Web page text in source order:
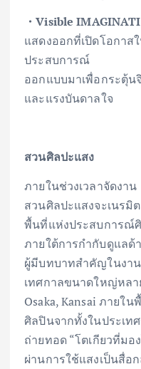
・Visible
แสดงออกที่เปิดโอกา
ประสบการณ์
ออกแบบมาเพื่อกระตุ้
และแรงบันดาลใจ
สวนศิลปะแสง
ภายในช่วงเวลาจัดงาน
สวนศิลปะแสงจะเนรมิ
พื้นที่แห่งประสบการณ์
ภายใต้การกำกับดูแลด้
ผู้มีบทบาทสำคัญในงา
เทศกาลขนาดใหญ่หลา
Osaka, Kansai ภายใ
ศิลปินจากทั้งในประเ
ถ่ายทอด “โตเกียวที่มอ
ผ่านการใช้แสงเป็นสื่อ